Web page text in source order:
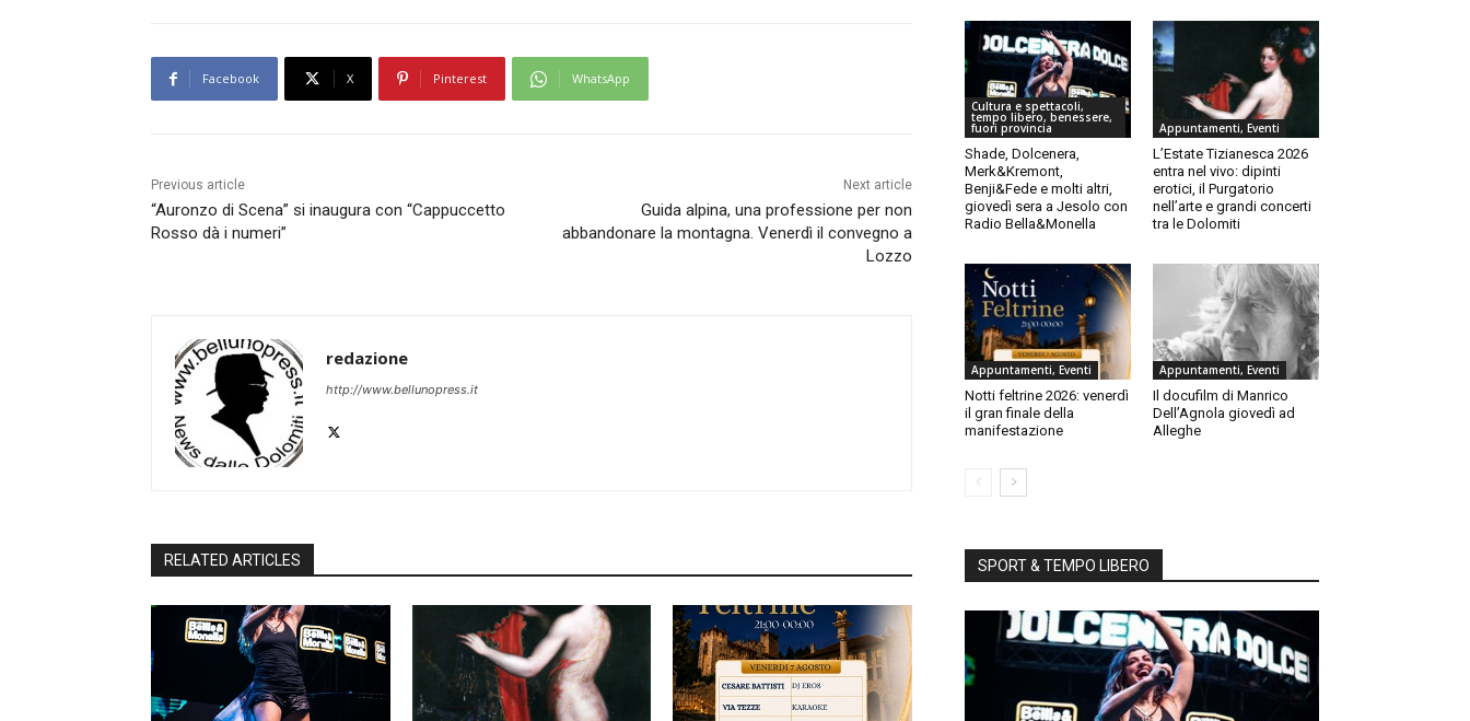
Facebook X Pinterest WhatsApp
Previous article
“Auronzo di Scena” si inaugura con “Cappuccetto
Rosso dà i numeri”
Next article
Guida alpina, una professione per non
abbandonare la montagna. Venerdì il convegno a
Lozzo
redazione
http://www.bellunopress.it
RELATED ARTICLES
Cultura e spettacoli,
tempo libero, benessere,
fuori provincia
Shade, Dolcenera,
Merk&Kremont,
Benji&Fede e molti altri,
giovedì sera a Jesolo con
Radio Bella&Monella
Appuntamenti, Eventi
L’Estate Tizianesca 2026
entra nel vivo: dipinti
erotici, il Purgatorio
nell’arte e grandi concerti
tra le Dolomiti
Appuntamenti, Eventi
Notti feltrine 2026: venerdì
il gran finale della
manifestazione
Appuntamenti, Eventi
Il docufilm di Manrico
Dell’Agnola giovedì ad
Alleghe
SPORT & TEMPO LIBERO